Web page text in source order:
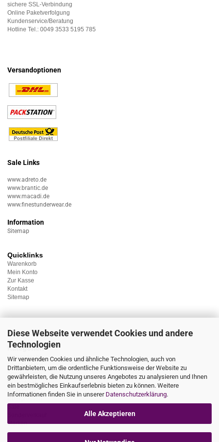
Diese Webseite verwendet Cookies und andere
Technologien
Wir verwenden Cookies und ähnliche Technologien, auch von
Drittanbietern, um die ordentliche Funktionsweise der Website zu
gewährleisten, die Nutzung unseres Angebotes zu analysieren und Ihnen
ein bestmögliches Einkaufserlebnis bieten zu können. Weitere
Informationen finden Sie in unserer Datenschutzerklärung.
Alle Akzeptieren
sichere SSL-Verbindung
Online Paketverfolgung
Kundenservice/Beratung
Hotline Tel.: 0049 3533 5195 785
Versandoptionen
Sale Links
www.adreto.de
www.brantic.de
www.macadi.de
www.finestunderwear.de
Information
Sitemap
Quicklinks
Warenkorb
Mein Konto
Zur Kasse
Kontakt
Sitemap
Kategorien
Unterwäsche
Nachtwäsche
Sportwäsche
Homewear
Bademoden
Übergrössen
Marken